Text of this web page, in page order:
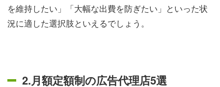
を維持したい」「大幅な出費を防ぎたい」といった状
況に適した選択肢といえるでしょう。
2.月額定額制の広告代理店5選